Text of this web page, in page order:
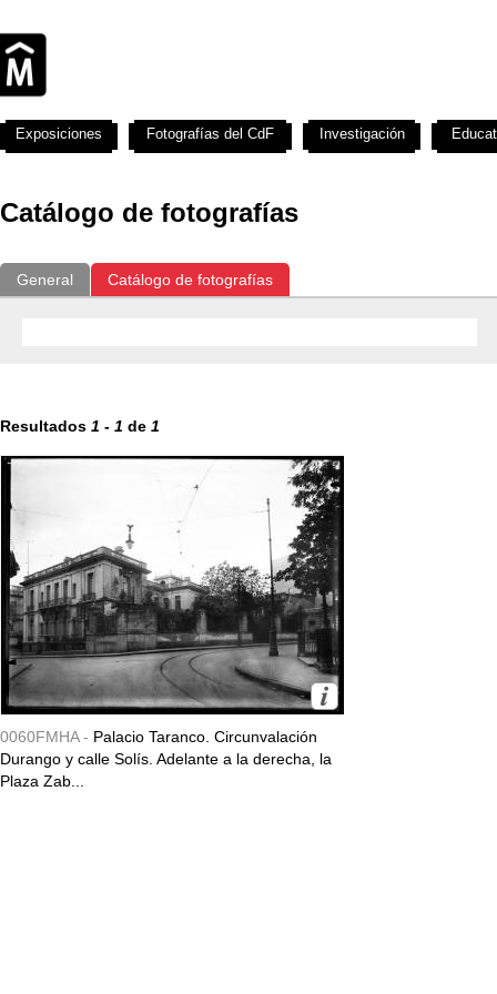
Catálogo de fotografías
General Catálogo de fotografías
Resultados 1 - 1 de 1
0060FMHA - Palacio Taranco. Circunvalación
Durango y calle Solís. Adelante a la derecha, la
Plaza Zab...
Exposiciones Fotografías del CdF Investigación